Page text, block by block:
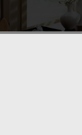
ya que los estores
efecto
efecto.